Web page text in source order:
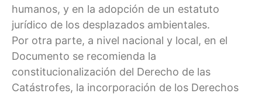
humanos, y en la adopción de un estatuto
jurídico de los desplazados ambientales.
Por otra parte, a nivel nacional y local, en el
Documento se recomienda la
constitucionalización del Derecho de las
Catástrofes, la incorporación de los Derechos